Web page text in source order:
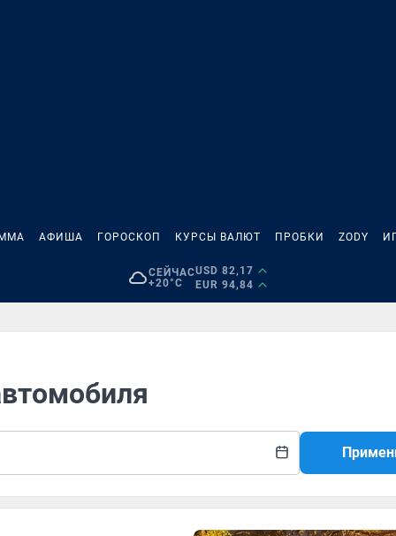
АФИША ГОРОСКОП КУРСЫ ВАЛЮТ ПРОБКИ ZODY
СЕЙЧАС
+20°C
USD 82,17
EUR 94,84